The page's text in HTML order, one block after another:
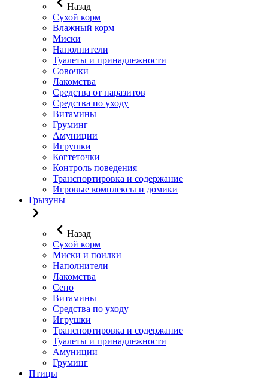
Назад
Сухой корм
Влажный корм
Миски
Наполнители
Туалеты и принадлежности
Совочки
Лакомства
Средства от паразитов
Средства по уходу
Витамины
Груминг
Амуниции
Игрушки
Когтеточки
Контроль поведения
Транспортировка и содержание
Игровые комплексы и домики
Грызуны
Назад
Сухой корм
Миски и поилки
Наполнители
Лакомства
Сено
Витамины
Средства по уходу
Игрушки
Транспортировка и содержание
Туалеты и принадлежности
Амуниции
Груминг
Птицы